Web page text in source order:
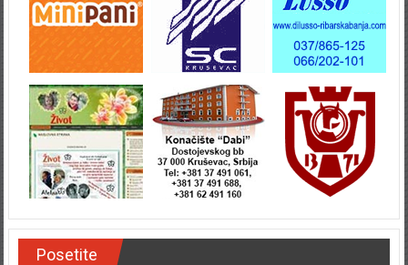
Posetite